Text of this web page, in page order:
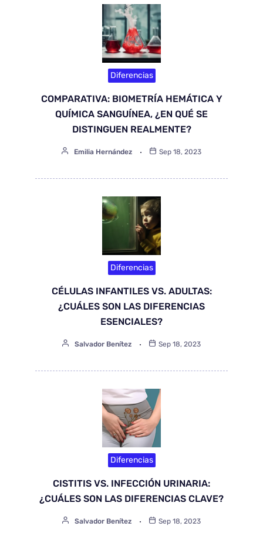
Diferencias
COMPARATIVA: BIOMETRÍA HEMÁTICA Y
QUÍMICA SANGUÍNEA, ¿EN QUÉ SE
DISTINGUEN REALMENTE?
Emilia Hernández Sep 18, 2023
Diferencias
CÉLULAS INFANTILES VS. ADULTAS:
¿CUÁLES SON LAS DIFERENCIAS
ESENCIALES?
Salvador Benítez Sep 18, 2023
Diferencias
CISTITIS VS. INFECCIÓN URINARIA:
¿CUÁLES SON LAS DIFERENCIAS CLAVE?
Salvador Benítez Sep 18, 2023